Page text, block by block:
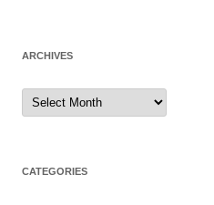
ARCHIVES
Archives
CATEGORIES